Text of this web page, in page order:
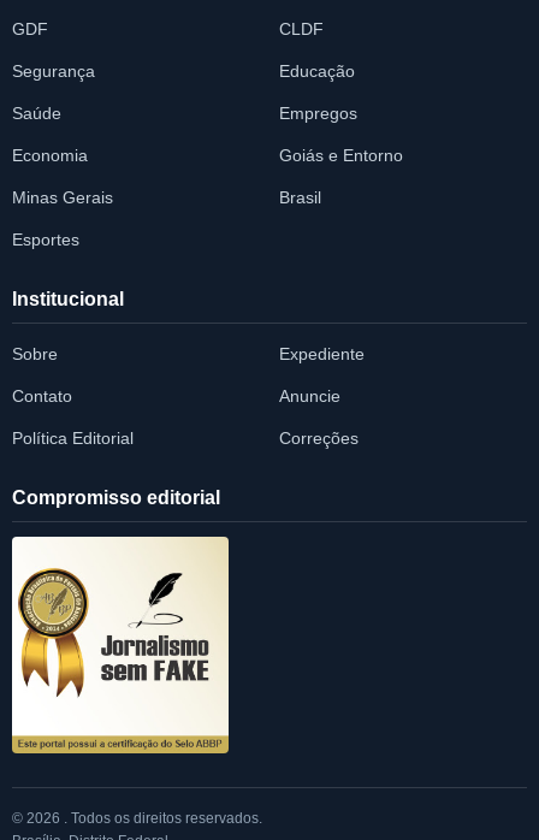
GDF CLDF
Segurança Educação
Saúde Empregos
Economia Goiás e Entorno
Minas Gerais Brasil
Esportes
Institucional
Sobre Expediente
Contato Anuncie
Política Editorial Correções
Compromisso editorial
© 2026 . Todos os direitos reservados.